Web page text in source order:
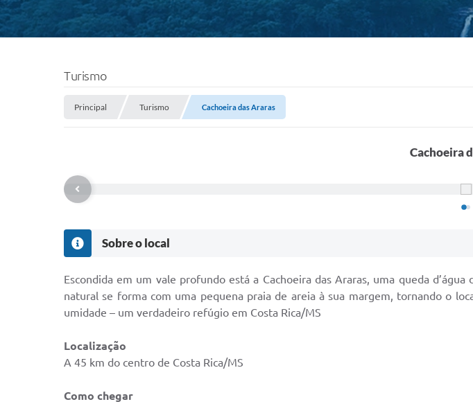
Turismo
Principal Turismo Cachoeira das Araras
Cachoeira
Sobre o local
Escondida em um vale profundo está a Cachoeira das Araras, uma queda
natural se forma com uma pequena praia de areia à sua margem, tornando o
umidade – um verdadeiro refúgio em Costa Rica/MS
Localização
A 45 km do centro de Costa Rica/MS
Como chegar